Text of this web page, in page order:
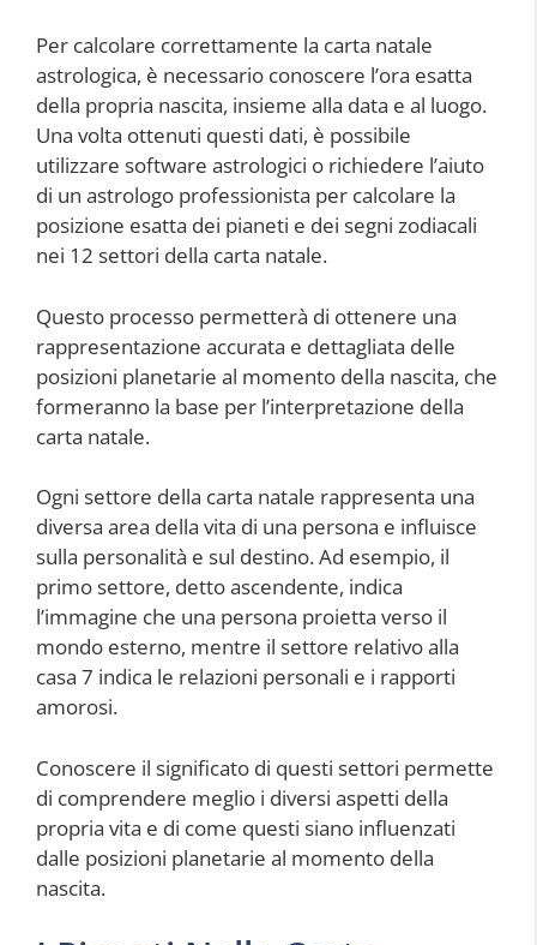
Per calcolare correttamente la carta natale
astrologica, è necessario conoscere l’ora esatta
della propria nascita, insieme alla data e al luogo.
Una volta ottenuti questi dati, è possibile
utilizzare software astrologici o richiedere l’aiuto
di un astrologo professionista per calcolare la
posizione esatta dei pianeti e dei segni zodiacali
nei 12 settori della carta natale.
Questo processo permetterà di ottenere una
rappresentazione accurata e dettagliata delle
posizioni planetarie al momento della nascita, che
formeranno la base per l’interpretazione della
carta natale.
Ogni settore della carta natale rappresenta una
diversa area della vita di una persona e influisce
sulla personalità e sul destino. Ad esempio, il
primo settore, detto ascendente, indica
l’immagine che una persona proietta verso il
mondo esterno, mentre il settore relativo alla
casa 7 indica le relazioni personali e i rapporti
amorosi.
Conoscere il significato di questi settori permette
di comprendere meglio i diversi aspetti della
propria vita e di come questi siano influenzati
dalle posizioni planetarie al momento della
nascita.